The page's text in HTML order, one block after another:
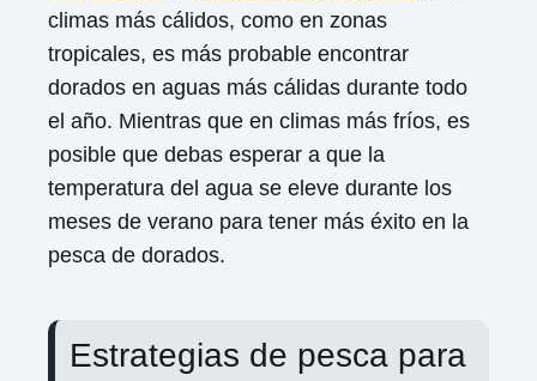
climas más cálidos, como en zonas
tropicales, es más probable encontrar
dorados en aguas más cálidas durante todo
el año. Mientras que en climas más fríos, es
posible que debas esperar a que la
temperatura del agua se eleve durante los
meses de verano para tener más éxito en la
pesca de dorados.
Estrategias de pesca para